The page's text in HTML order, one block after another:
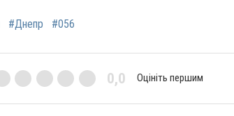
#Днепр #056
0,0 Оцініть першим